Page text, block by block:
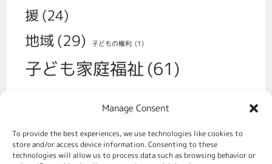
Manage Consent
To provide the best experiences, we use technologies like cookies to
store and/or access device information. Consenting to these
technologies will allow us to process data such as browsing behavior or
援 (24)
地域(29) 子どもの権利 (1)
子ども家庭福祉 (61)
福祉政策(70) 移民 (2)